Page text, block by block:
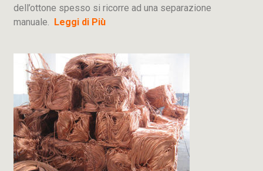
dell’ottone spesso si ricorre ad una separazione
manuale. Leggi di Più